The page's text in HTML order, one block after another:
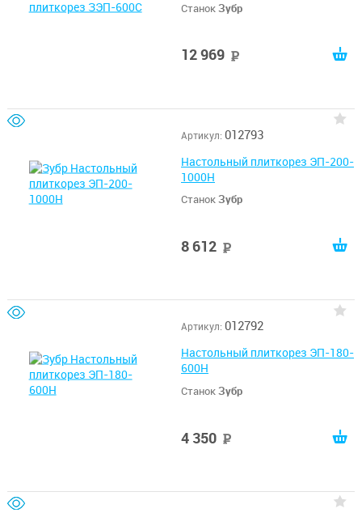
СтанокЗубр
12 969
Артикул: 012793
Настольный плиткорез ЭП-200-
1000Н
СтанокЗубр
8 612
Артикул: 012792
Настольный плиткорез ЭП-180-
600Н
СтанокЗубр
4 350